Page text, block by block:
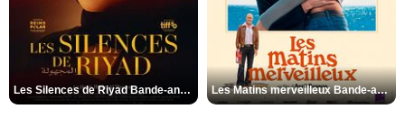
Les Silences de Riyad Bande-annonce VO STFR Les Matins merveilleux Bande-annonce VF